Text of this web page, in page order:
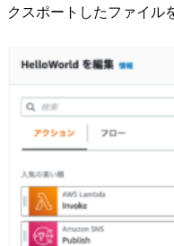
クスポートしたファイル